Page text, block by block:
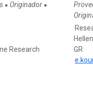
● Originador ●
Research
GR